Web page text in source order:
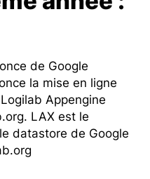
de Google
la mise en ligne
Appengine
LAX est le
datastore de Google